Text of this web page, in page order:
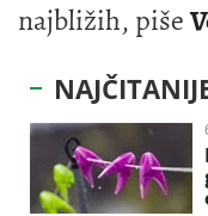
najbližih, piše